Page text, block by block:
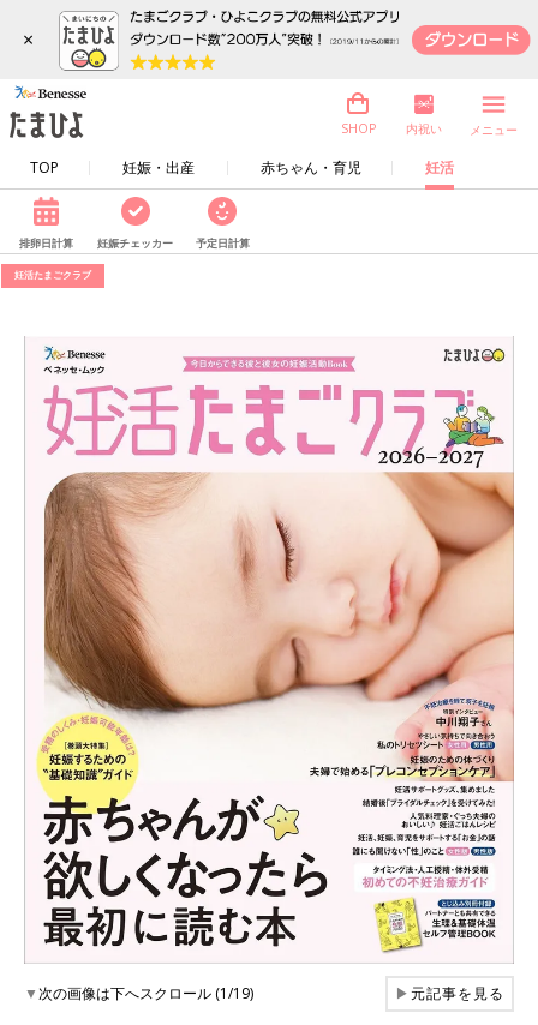
×
TOP 妊娠・出産 赤ちゃん・育児 妊活
SHOP 内祝い メニュー
排卵日計算 妊娠チェッカー 予定日計算
妊活たまごクラブ
▼次の画像は下へスクロール (1/19) ▶元記事を見る